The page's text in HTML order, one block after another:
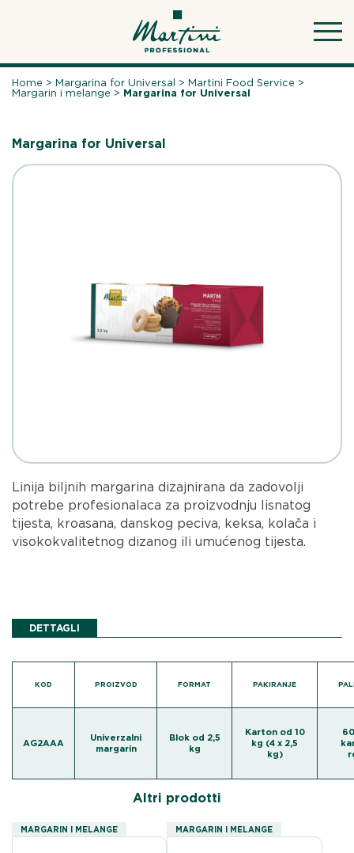
Home >Margarina for Universal >Martini Food Service >
Margarin i melange > Margarina for Universal
Margarina for Universal
Linija biljnih margarina dizajnirana da zadovolji
potrebe profesionalaca za proizvodnju lisnatog
tijesta, kroasana, danskog peciva, keksa, kolača i
visokokvalitetnog dizanog ili umućenog tijesta.
DETTAGLI
KOD PROIZVOD
AG2AAA
Univerzalni
margarin
FORMAT PAKIRANJE
Blok od 2,5
kg
Karton od 10
kg (4 x 2,5
kg)
Altri prodotti
MARGARIN I MELANGE MARGARIN I MELANGE